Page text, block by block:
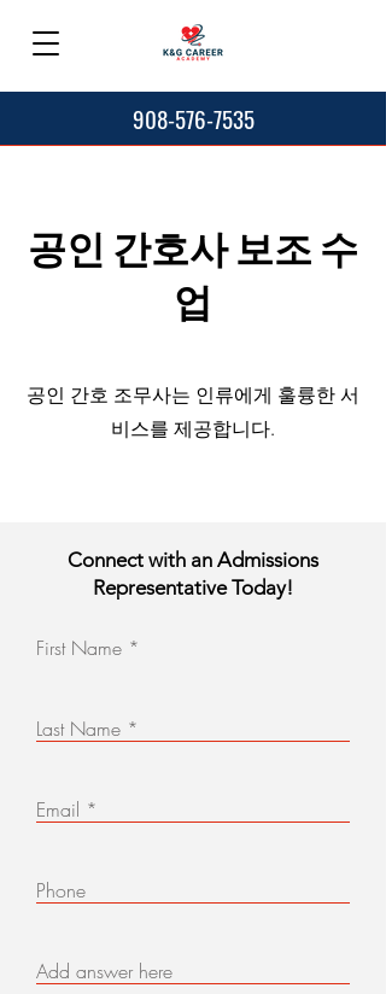
908-576-7535
공인 간호사 보조 수
업
공인 간호 조무사는 인류에게 훌륭한 서
비스를 제공합니다.
Connect with an Admissions
Representative Today!
First Name
Last Name
Email
Phone
Add answer here